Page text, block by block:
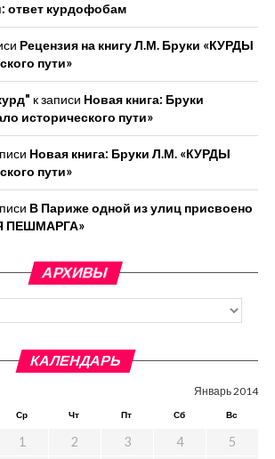
ответ курдофобам
Рецензия на книгу Л.М. Бруки «КУРДЫ
пути»
к записи Новая книга: Бруки
исторического пути»
Новая книга: Бруки Л.М. «КУРДЫ
пути»
В Париже одной из улиц присвоено
ПЕШМАРГА»
АРХИВЫ
КАЛЕНДАРЬ
Январь 2014
Ср Чт Пт Сб Вс
1 2 3 4
5